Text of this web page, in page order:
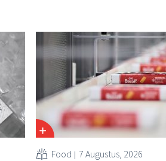
Food 7 Augustus, 2026